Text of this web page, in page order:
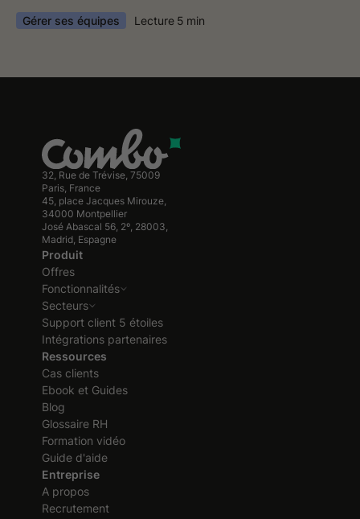
Gérer ses équipes Lecture 5 min
32, Rue de Trévise, 75009
Paris, France
45, place Jacques Mirouze,
34000 Montpellier
José Abascal 56, 2º, 28003,
Madrid, Espagne
Produit
Offres
Fonctionnalités
Secteurs
Support client 5 étoiles
Intégrations partenaires
Ressources
Cas clients
Ebook et Guides
Blog
Glossaire RH
Formation vidéo
Guide d'aide
Entreprise
A propos
Recrutement